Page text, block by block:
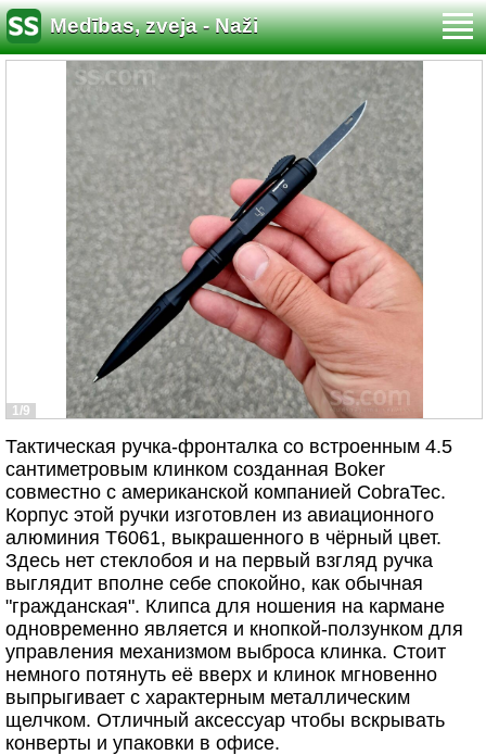
Medības, zveja - Naži
1/9
Тактическая ручка-фронталка со встроенным 4.5
сантиметровым клинком созданная Boker
совместно с американской компанией CobraTec.
Корпус этой ручки изготовлен из авиационного
алюминия T6061, выкрашенного в чёрный цвет.
Здесь нет стеклобоя и на первый взгляд ручка
выглядит вполне себе спокойно, как обычная
"гражданская". Клипса для ношения на кармане
одновременно является и кнопкой-ползунком для
управления механизмом выброса клинка. Стоит
немного потянуть её вверх и клинок мгновенно
выпрыгивает с характерным металлическим
щелчком. Отличный аксессуар чтобы вскрывать
конверты и упаковки в офисе.